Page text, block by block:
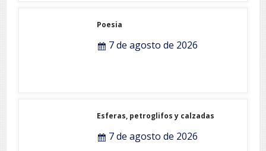
Poesia
7 de agosto de 2026
Esferas, petroglifos y calzadas
7 de agosto de 2026